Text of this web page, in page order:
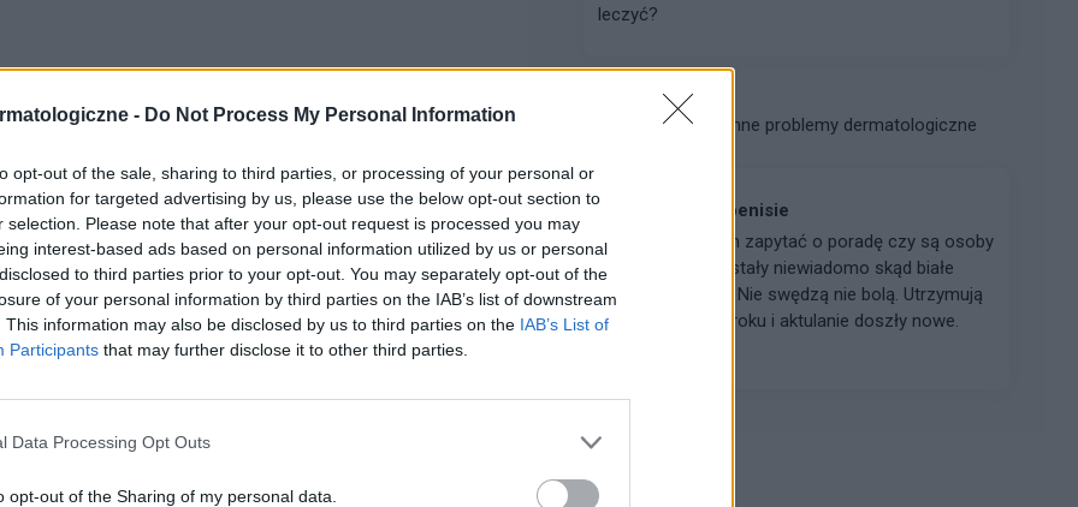
- Do Not Process My Personal Information
opt-out of the sale, sharing to third parties, or processing of your personal or
for targeted advertising by us, please use the below opt-out section to
selection. Please note that after your opt-out request is processed you may
interest-based ads based on personal information utilized by us or personal
to third parties prior to your opt-out. You may separately opt-out of the
of your personal information by third parties on the IAB’s list of downstream
This information may also be disclosed by us to third parties on the IAB’s List of
Participants that may further disclose it to other third parties.
Data Processing Opt Outs
opt-out of the Sharing of my personal data.
odpowiedzialne są składowe promieniowania:
oddziaływaniem na naszą skórę i rodzajem
jest całkowiciepochłaniane przez naskórek i
skórne
, a promieniowanie UVA wnika w głębsze
kolagenowe– wyjaśnia Hubert Tomczak,
na problemy skórne. Konieczne jest
które posiadają jednocześniefiltr
leczyć?
plast94.
Forum:
Inne problemy dermatologiczne
Białe plamy na penisie
Witam, Chciałbym zapytać o poradę czy są osoby
które również dostały niewiadomo skąd białe
plamy na penisie. Nie swędzą nie bolą. Utrzymują
się już od ponad roku i aktulanie doszły nowe.